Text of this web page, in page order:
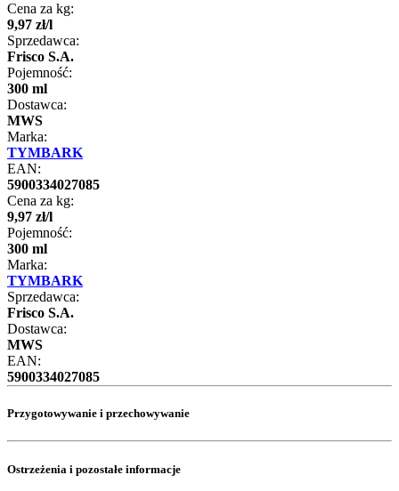
Cena za kg:
9,97 zł/l
Sprzedawca:
Frisco S.A.
Pojemność:
300 ml
Dostawca:
MWS
Marka:
TYMBARK
EAN:
5900334027085
Cena za kg:
9,97 zł/l
Pojemność:
300 ml
Marka:
TYMBARK
Sprzedawca:
Frisco S.A.
Dostawca:
MWS
EAN:
5900334027085
Przygotowywanie i przechowywanie
Ostrzeżenia i pozostałe informacje